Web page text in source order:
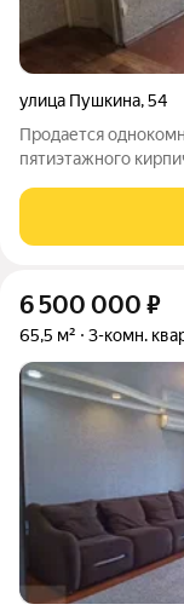
улица Пушкина,54
Продается
пятиэтажного
квартира
требуется
6 500 000 ₽
65,5 м² 3-комн.